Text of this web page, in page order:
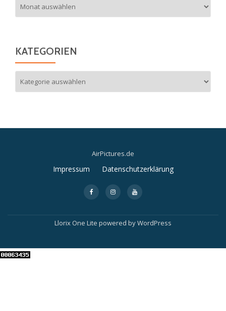
KATEGORIEN
AirPictures.de
Secondary
Impressum Datenschutzerklärung
fa-
facebook
fa-
instagram
fa-
youtube
Llorix One Lite powered byWordPress